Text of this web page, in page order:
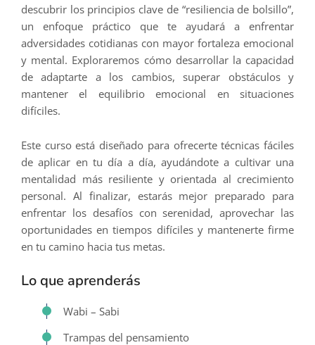
descubrir los principios clave de “resiliencia de bolsillo”,
un enfoque práctico que te ayudará a enfrentar
adversidades cotidianas con mayor fortaleza emocional
y mental. Exploraremos cómo desarrollar la capacidad
de adaptarte a los cambios, superar obstáculos y
mantener el equilibrio emocional en situaciones
difíciles.
Este curso está diseñado para ofrecerte técnicas fáciles
de aplicar en tu día a día, ayudándote a cultivar una
mentalidad más resiliente y orientada al crecimiento
personal. Al finalizar, estarás mejor preparado para
enfrentar los desafíos con serenidad, aprovechar las
oportunidades en tiempos difíciles y mantenerte firme
en tu camino hacia tus metas.
Lo que aprenderás
Wabi – Sabi
Trampas del pensamiento